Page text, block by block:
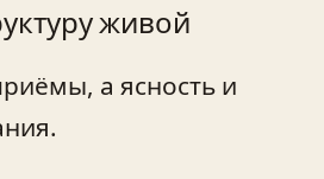
живой
а ясность и